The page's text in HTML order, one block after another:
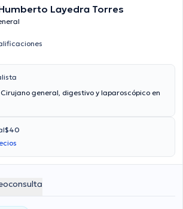
Layedra Torres
general, digestivo y laparoscópico en
$40